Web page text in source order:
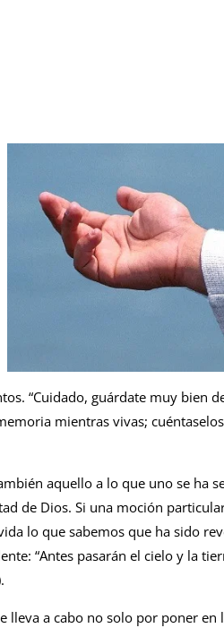
“Cuidado, guárdate muy bien
mientras vivas;
aquello a lo que uno se ha
de Dios. Si una moción
lo que sabemos que ha sido
“Antes pasarán el cielo y la
lleva a cabo no solo por poner en